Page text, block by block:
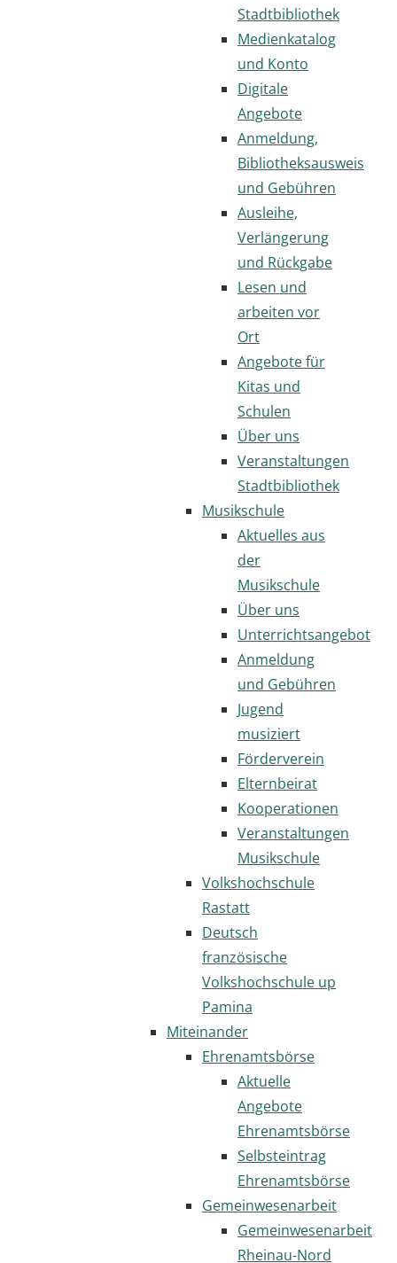
Stadtbibliothek
Medienkatalog
und Konto
Digitale
Angebote
Anmeldung,
Bibliotheksausweis
und Gebühren
Ausleihe,
Verlängerung
und Rückgabe
Lesen und
arbeiten vor
Ort
Angebote für
Kitas und
Schulen
Über uns
Veranstaltungen
Stadtbibliothek
Musikschule
Aktuelles aus
der
Musikschule
Über uns
Unterrichtsangebot
Anmeldung
und Gebühren
Jugend
musiziert
Förderverein
Elternbeirat
Kooperationen
Veranstaltungen
Musikschule
Volkshochschule
Rastatt
Deutsch
französische
Volkshochschule up
Pamina
Miteinander
Ehrenamtsbörse
Aktuelle
Angebote
Ehrenamtsbörse
Selbsteintrag
Ehrenamtsbörse
Gemeinwesenarbeit
Gemeinwesenarbeit
Rheinau-Nord